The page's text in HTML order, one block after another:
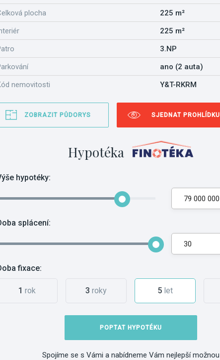
plocha
225 m²
225 m²
3.NP
ano (2 auta)
nemovitosti
Y&T-RKRM
ZOBRAZIT PŮDORYS SJEDNAT PROHLÍDKU
Hypotéka
hypotéky:
splácení:
fixace:
1 rok 3 roky 5 let
POPTAT HYPOTÉKU
Spojíme se s Vámi a nabídneme Vám nejlepší možnou